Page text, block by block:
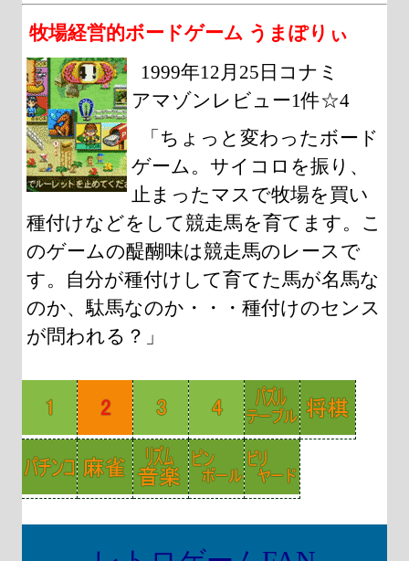
牧場経営的ボードゲーム うまぽりぃ
1999年12月25日コナミ
アマゾンレビュー1件☆4
「ちょっと変わったボード
ゲーム。サイコロを振り、
止まったマスで牧場を買い
種付けなどをして競走馬を育てます。こ
のゲームの醍醐味は競走馬のレースで
す。自分が種付けして育てた馬が名馬な
のか、駄馬なのか・・・種付けのセンス
が問われる？」